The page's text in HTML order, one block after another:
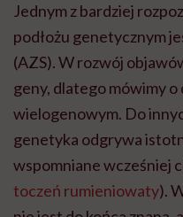
Jednym z bardziej
podłożu genetycznym
(AZS). W rozwój
geny, dlatego mówimy o
wielogenowym. Do
genetyka odgrywa
wspomniane wcześniej
toczeń rumieniowaty).